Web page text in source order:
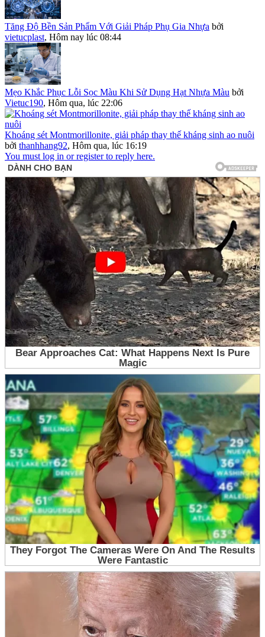
Tăng Độ Bền Sản Phẩm Với Giải Pháp Phụ Gia Nhựa bởi
vietucplast, Hôm nay lúc 08:44
Mẹo Khắc Phục Lỗi Sọc Màu Khi Sử Dụng Hạt Nhựa Màu bởi
Vietuc190, Hôm qua, lúc 22:06
Khoáng sét Montmorillonite, giải pháp thay thế kháng sinh ao nuôi
bởi thanhhang92, Hôm qua, lúc 16:19
You must log in or register to reply here.